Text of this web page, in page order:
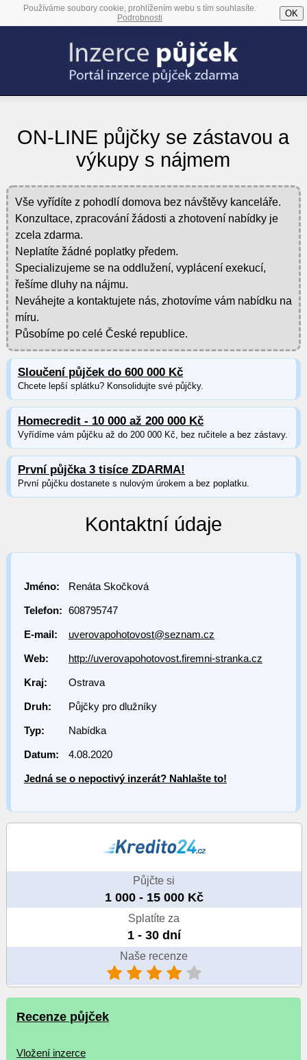
Používáme soubory cookie, prohlížením webu s tím souhlasíte.
Podrobnosti
OK
ON-LINE půjčky se zástavou a
výkupy s nájmem
Vše vyřídíte z pohodlí domova bez návštěvy kanceláře.
Konzultace, zpracování žádosti a zhotovení nabídky je
zcela zdarma.
Neplatíte žádné poplatky předem.
Specializujeme se na oddlužení, vyplácení exekucí,
řešíme dluhy na nájmu.
Neváhejte a kontaktujete nás, zhotovíme vám nabídku na
míru.
Působíme po celé České republice.
Sloučení půjček do 600 000 Kč
Chcete lepší splátku? Konsolidujte své půjčky.
Homecredit - 10 000 až 200 000 Kč
Vyřídíme vám půjčku až do 200 000 Kč, bez ručitele a bez zástavy.
První půjčka 3 tisíce ZDARMA!
První půjčku dostanete s nulovým úrokem a bez poplatku.
Kontaktní údaje
Jméno: Renáta Skočková
Telefon: 608795747
E-mail: uverovapohotovost@seznam.cz
Web: http://uverovapohotovost.firemni-stranka.cz
Kraj: Ostrava
Druh: Půjčky pro dlužníky
Typ: Nabídka
Datum: 4.08.2020
Jedná se o nepoctivý inzerát? Nahlašte to!
Půjčte si
1 000 - 15 000 Kč
Splatíte za
1 - 30 dní
Naše recenze
Recenze půjček
Vložení inzerce